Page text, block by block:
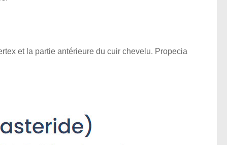
et la partie antérieure du cuir chevelu. Propecia